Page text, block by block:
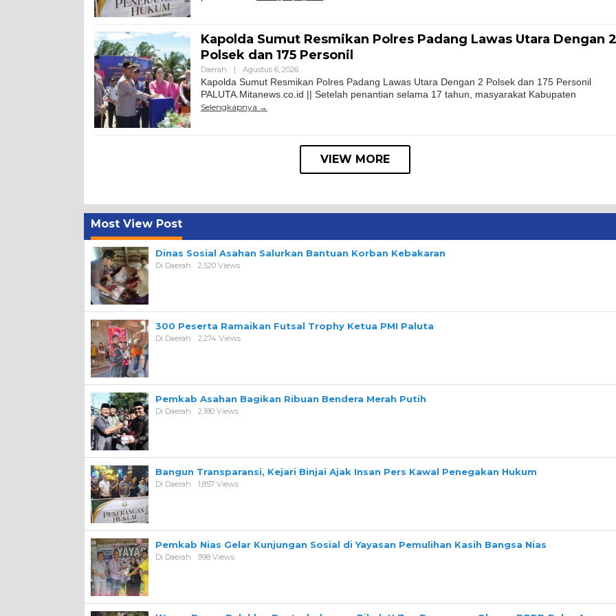
Kapolda Sumut Resmikan Polres Padang Lawas Utara Dengan 2
Polsek dan 175 Personil
Daerah | Agustus 6, 2026
Kapolda Sumut Resmikan Polres Padang Lawas Utara Dengan 2 Polsek dan 175 Personil
PALUTA.Mitanews.co.id || Setelah penantian selama 17 tahun, masyarakat Kabupaten
Selengkapnya
VIEW MORE
Most View Post
Dinas Sosial Asahan Salurkan Bantuan Korban Kebakaran
Di Daerah 2,520 Views
300 Peserta Ramaikan Futsal Trophy Ketua PMI Paluta
Di Daerah 2,274 Views
Pemkab Asahan Bagikan Ribuan Bendera Merah Putih
Di Daerah 2,180 Views
Bangun Transparansi, Kejari Binjai Ajak Insan Pers Kawal Penegakan Hukum
Di Daerah 1,857 Views
Pemkab Nias Gelar Kunjungan Sosial di Yayasan Pemulihan Kasih Bangsa Nias
Di Daerah 998 Views